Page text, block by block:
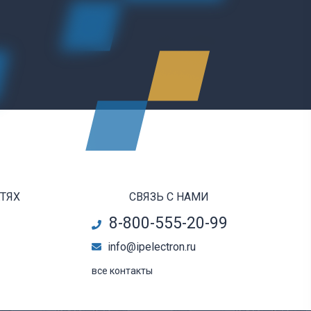
СВЯЗЬ С НАМИ
8-800-555-20-99
info@ipelectron.ru
все контакты